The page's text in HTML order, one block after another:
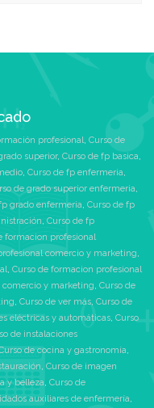
profesional, Curso de
superior, Curso de fp basica,
, Curso de fp enfermeria,
de grado superior enfermeria,
grado enfermeria, Curso de fp
, Curso de fp
formacion profesional
comercio y marketing,
, Curso de formacion profesional
comercio y marketing, Curso de
, Curso de ver más, Curso de
eléctricas y automáticas, Curso
de instalaciones
de cocina y gastronomía,
, Curso de imagen
y belleza, Curso de
auxiliares de enfermería,